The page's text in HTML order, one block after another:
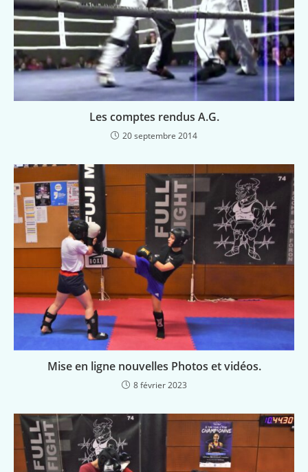
Les comptes rendus A.G.
20 septembre 2014
Mise en ligne nouvelles Photos et vidéos.
8 février 2023